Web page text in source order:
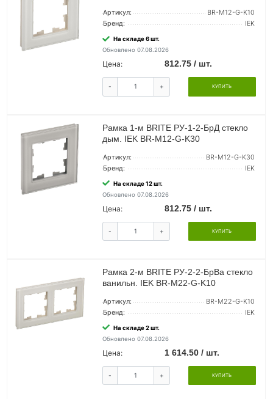
Артикул:
BR-M12-G-K10
Бренд:
IEK
На складе 6 шт.
Обновлено 07.08.2026
Цена: 812.75 / шт.
- + КУПИТЬ
Рамка 1-м BRITE РУ-1-2-БрД стекло
дым. IEK BR-M12-G-K30
Артикул:
BR-M12-G-K30
Бренд:
IEK
На складе 12 шт.
Обновлено 07.08.2026
Цена: 812.75 / шт.
- + КУПИТЬ
Рамка 2-м BRITE РУ-2-2-БрВа стекло
ванильн. IEK BR-M22-G-K10
Артикул:
BR-M22-G-K10
Бренд:
IEK
На складе 2 шт.
Обновлено 07.08.2026
Цена: 1 614.50 / шт.
- + КУПИТЬ